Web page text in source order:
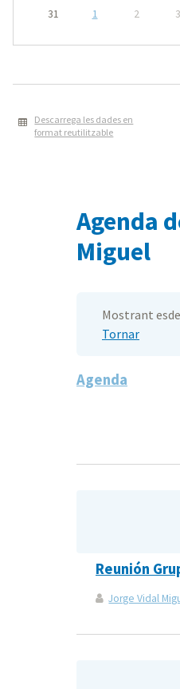
31
1 2 3
Descarrega les dades en
format reutilitzable
Agenda
Miguel
Mostrant
Tornar
Agenda
Reunión
Jorge Vidal